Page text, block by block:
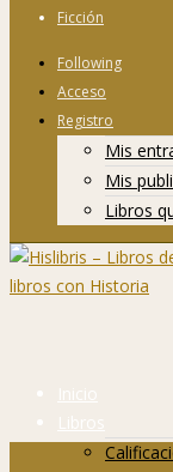
Ficción
Following
Acceso
Registro
Mis
Mis
Libros
Inicio
Libros